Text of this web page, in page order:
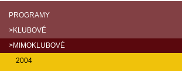
PROGRAMY
>KLUBOVÉ
>MIMOKLUBOVÉ
2004